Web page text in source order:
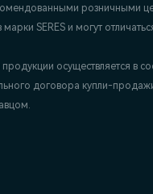
розничными
SERES и могут
осуществляется в
договора купли-